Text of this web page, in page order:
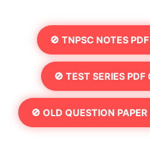
🚫 TNPSC NOTES
🚫 TEST SERIES
🚫 OLD QUESTION